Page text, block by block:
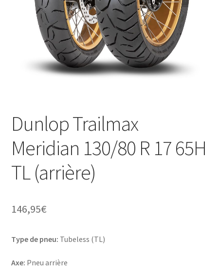
Dunlop Trailmax
Meridian 130/80 R 17 65H
TL (arrière)
146,95€
Type de pneu: Tubeless (TL)
Axe: Pneu arrière